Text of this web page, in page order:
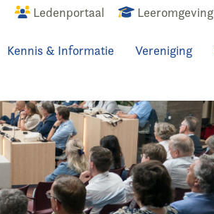
Ledenportaal Leeromgeving
Kennis & Informatie Vereniging